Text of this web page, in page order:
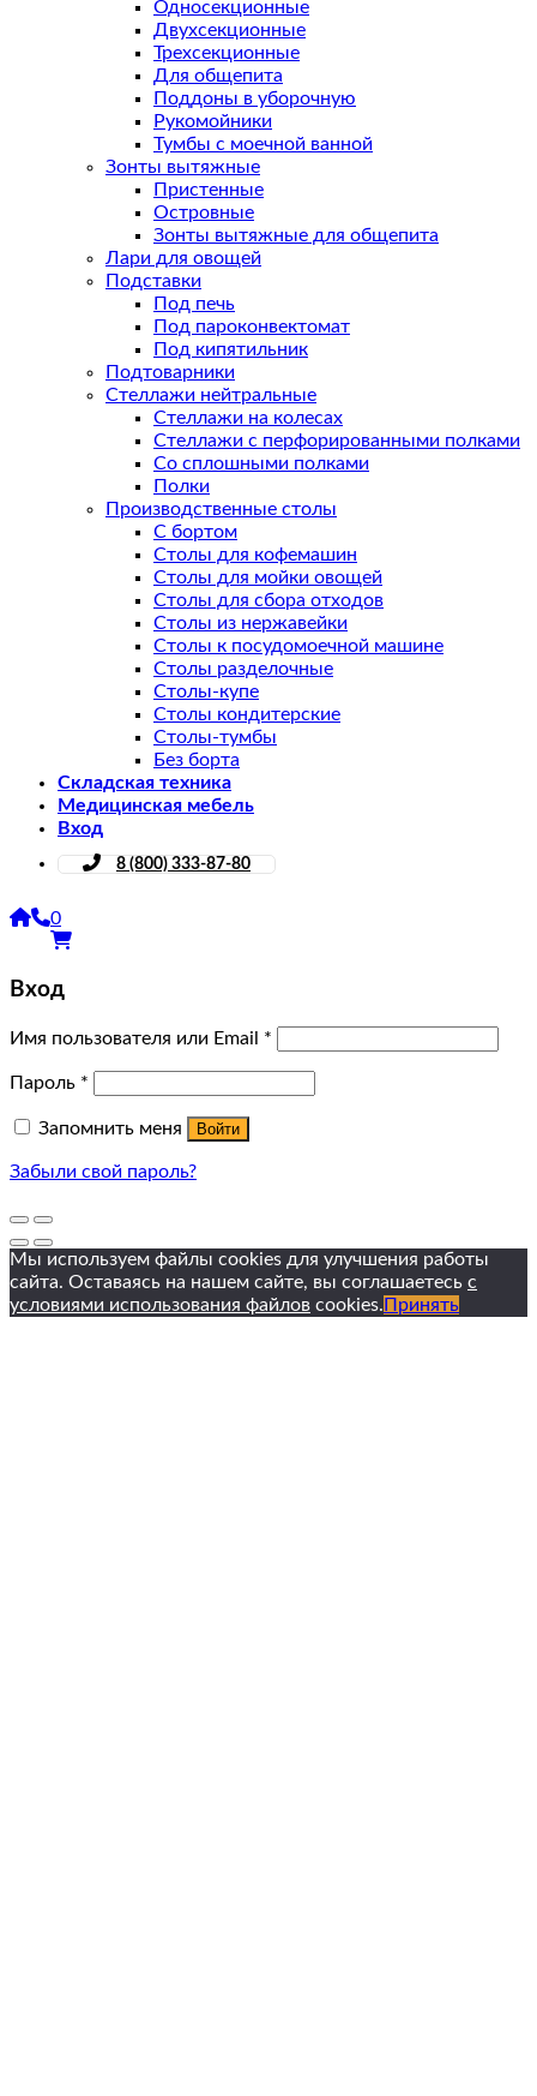
Односекционные
Двухсекционные
Трехсекционные
Для общепита
Поддоны в уборочную
Рукомойники
Тумбы с моечной ванной
Зонты вытяжные
Пристенные
Островные
Зонты вытяжные для общепита
Лари для овощей
Подставки
Под печь
Под пароконвектомат
Под кипятильник
Подтоварники
Стеллажи нейтральные
Стеллажи на колесах
Стеллажи с перфорированными полками
Со сплошными полками
Полки
Производственные столы
С бортом
Столы для кофемашин
Столы для мойки овощей
Столы для сбора отходов
Столы из нержавейки
Столы к посудомоечной машине
Столы разделочные
Столы-купе
Столы кондитерские
Столы-тумбы
Без борта
Складская техника
Медицинская мебель
Вход
8 (800) 333-87-80
0
Вход
Имя пользователя или Email *
Пароль *
Запомнить меня Войти
Забыли свой пароль?
Мы используем файлы cookies для улучшения работы
сайта. Оставаясь на нашем сайте, вы соглашаетесь с
условиями использования файлов cookies.Принять